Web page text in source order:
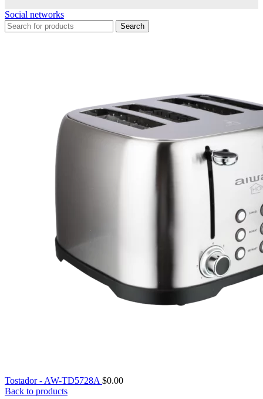
Social networks
Search
Tostador - AW-TD5728A $0.00
Back to products